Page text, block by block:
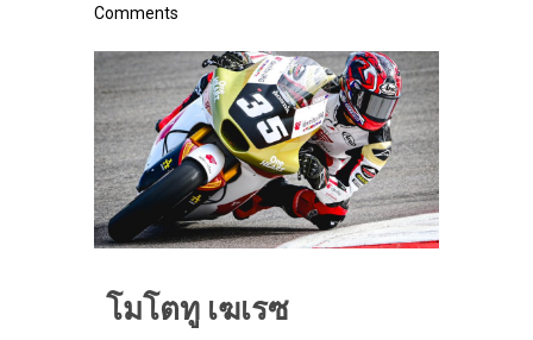
Comments
โมโตทู เฆเรซ